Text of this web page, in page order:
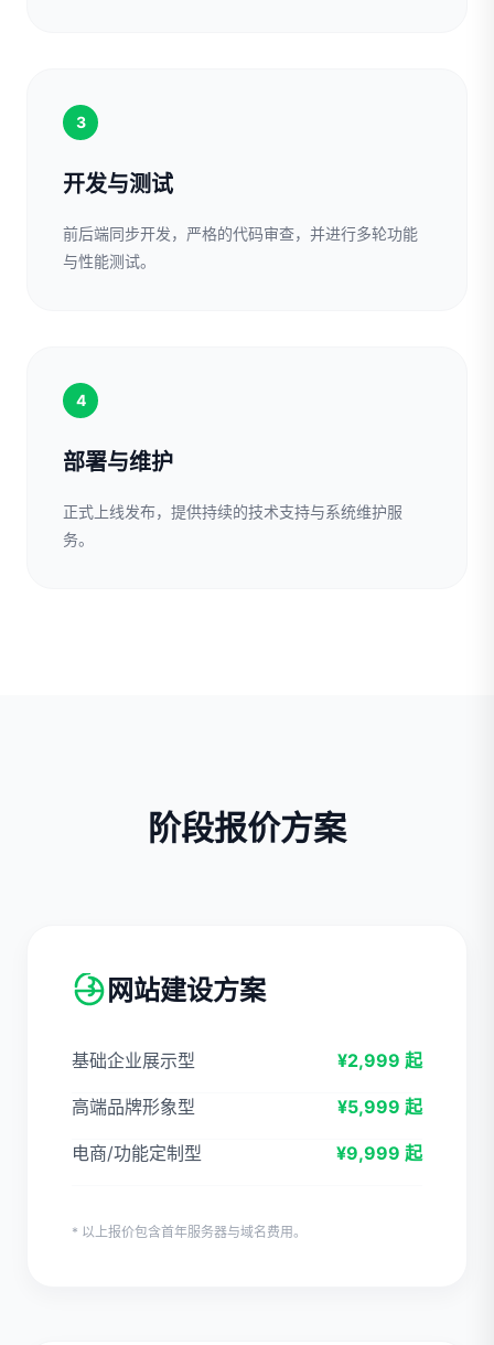
3
开发与测试
前后端同步开发，严格的代码审查，并进行多轮功能
与性能测试。
4
部署与维护
正式上线发布，提供持续的技术支持与系统维护服
务。
阶段报价方案
网站建设方案
基础企业展示型 ¥2,999 起
高端品牌形象型 ¥5,999 起
电商/功能定制型 ¥9,999 起
* 以上报价包含首年服务器与域名费用。